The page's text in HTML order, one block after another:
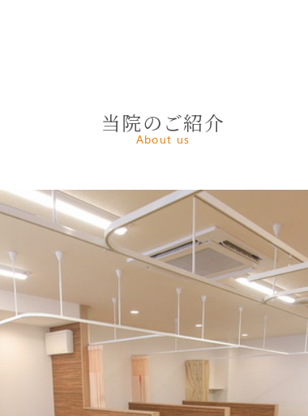
当院のご紹介
About us